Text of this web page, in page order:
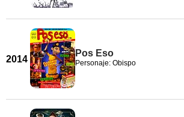
2014
Pos Eso
Personaje: Obispo